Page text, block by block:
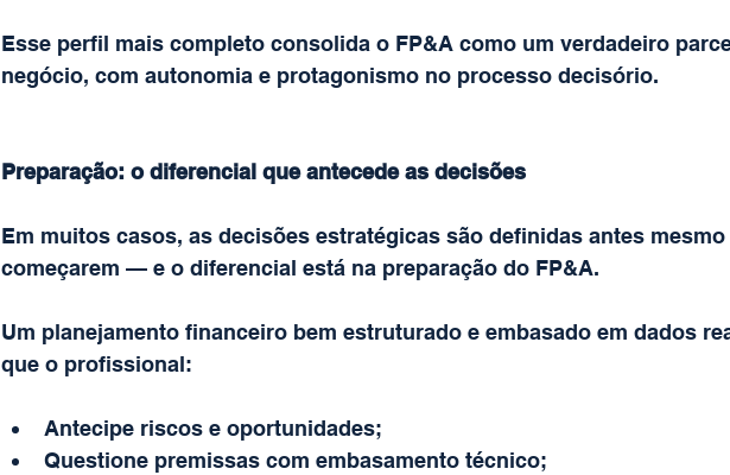
Esse perfil mais completo consolida o FP&A como um verdadeiro
negócio, com autonomia e protagonismo no processo decisório.
Preparação: o diferencial que antecede as decisões
Em muitos casos, as decisões estratégicas são definidas antes
começarem — e o diferencial está na preparação do FP&A.
Um planejamento financeiro bem estruturado e embasado em dados
que o profissional:
Antecipe riscos e oportunidades;
Questione premissas com embasamento técnico;